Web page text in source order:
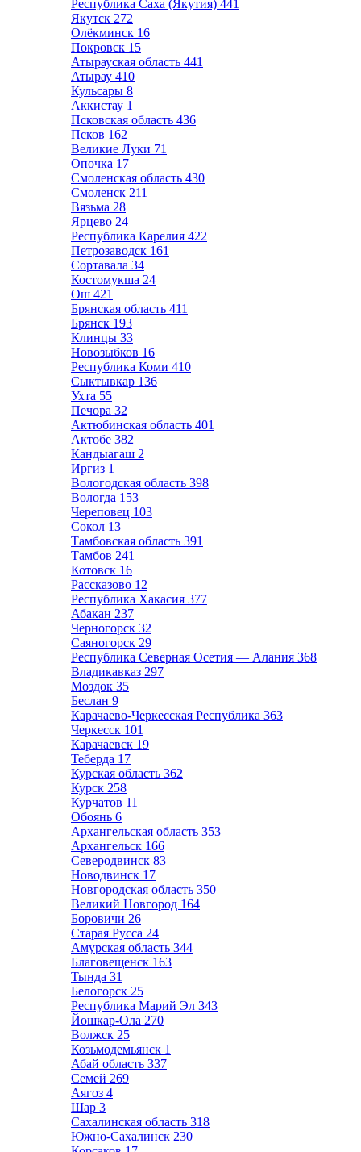
Республика Саха (Якутия) 441
Якутск 272
Олёкминск 16
Покровск 15
Атырауская область 441
Атырау 410
Кульсары 8
Аккистау 1
Псковская область 436
Псков 162
Великие Луки 71
Опочка 17
Смоленская область 430
Смоленск 211
Вязьма 28
Ярцево 24
Республика Карелия 422
Петрозаводск 161
Сортавала 34
Костомукша 24
Ош 421
Брянская область 411
Брянск 193
Клинцы 33
Новозыбков 16
Республика Коми 410
Сыктывкар 136
Ухта 55
Печора 32
Актюбинская область 401
Актобе 382
Кандыагаш 2
Иргиз 1
Вологодская область 398
Вологда 153
Череповец 103
Сокол 13
Тамбовская область 391
Тамбов 241
Котовск 16
Рассказово 12
Республика Хакасия 377
Абакан 237
Черногорск 32
Саяногорск 29
Республика Северная Осетия — Алания 368
Владикавказ 297
Моздок 35
Беслан 9
Карачаево-Черкесская Республика 363
Черкесск 101
Карачаевск 19
Теберда 17
Курская область 362
Курск 258
Курчатов 11
Обоянь 6
Архангельская область 353
Архангельск 166
Северодвинск 83
Новодвинск 17
Новгородская область 350
Великий Новгород 164
Боровичи 26
Старая Русса 24
Амурская область 344
Благовещенск 163
Тында 31
Белогорск 25
Республика Марий Эл 343
Йошкар-Ола 270
Волжск 25
Козьмодемьянск 1
Абай область 337
Семей 269
Аягоз 4
Шар 3
Сахалинская область 318
Южно-Сахалинск 230